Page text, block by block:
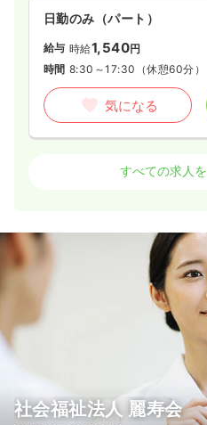
日勤のみ（パート）
給与 時給1,540円
時間 8:30～17:30 （休憩60分）
気になる
介護・福祉系保健師
万円 /月 賞
時間
（休憩60分）
すべての求人
社会福祉法人 麗寿会